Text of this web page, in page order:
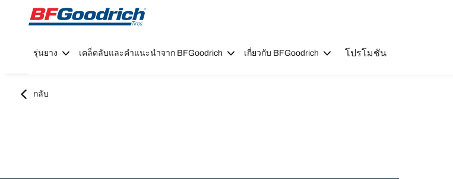
Go to page content
Go to page navigation
รุ่นยาง เคล็ดลับและคำแนะนำจาก BFGoodrich เกี่ยวกับ BFGoodrich โปรโมชัน
กลับ